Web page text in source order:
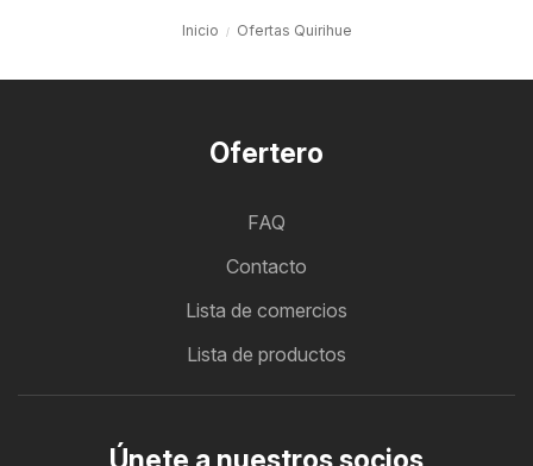
Inicio Ofertas Quirihue
Ofertero
FAQ
Contacto
Lista de comercios
Lista de productos